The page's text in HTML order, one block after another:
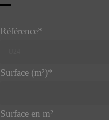
Référence*
Surface (m²)*
Surface en m²